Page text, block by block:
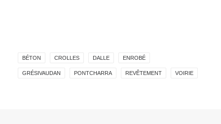
BÉTON CROLLES DALLE ENROBÉ
GRÉSIVAUDAN PONTCHARRA REVÊTEMENT VOIRIE